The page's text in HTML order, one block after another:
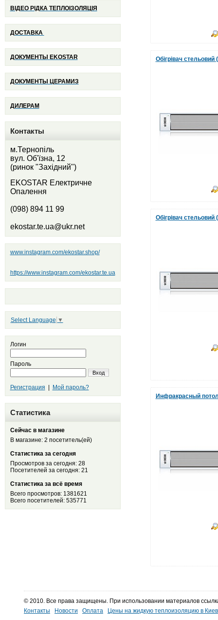
ВІДЕО РІДКА ТЕПЛОІЗОЛЯЦІЯ
ДОСТАВКА
ДОКУМЕНТЫ EKOSTAR
ДОКУМЕНТЫ ЦЕРАМИЗ
ДИЛЕРАМ
Контакты
м.Тернопіль
вул. Об'їзна, 12
(ринок "Західний")
EKOSTAR Електричне
Опалення
(098) 894 11 99
ekostar.te.ua@ukr.net
www.instagram.com/ekostar.shop/
https://www.instagram.com/ekostar.te.ua
Select Language ▼
Логин
Пароль
Вход
Регистрация Мой пароль?
Статистика
Сейчас в магазине
В магазине: 2 посетитель(ей)
Статистика за сегодня
Просмотров за сегодня: 28
Посетителей за сегодня: 21
Статистика за всё время
Всего просмотров: 1381621
Всего посетителей: 535771
Обігрівач
Обігрівач
Инфракрасный
© 2010. Все права защищены. При использовании материалов
Контакты
Новости Оплата Цены на жидкую теплоизоляцию в